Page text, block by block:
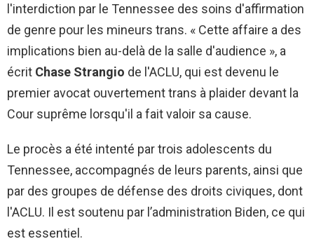
l'interdiction par le Tennessee des soins d'affirmation
de genre pour les mineurs trans. « Cette affaire a des
implications bien au-delà de la salle d'audience », a
écrit Chase Strangio de l'ACLU, qui est devenu le
premier avocat ouvertement trans à plaider devant la
Cour suprême lorsqu'il a fait valoir sa cause.
Le procès a été intenté par trois adolescents du
Tennessee, accompagnés de leurs parents, ainsi que
par des groupes de défense des droits civiques, dont
l'ACLU. Il est soutenu par l’administration Biden, ce qui
est essentiel.